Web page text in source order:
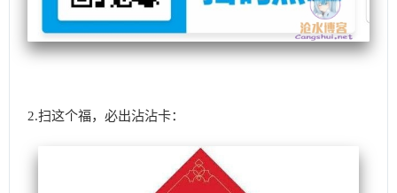
2.扫这个福，必出沾沾卡：